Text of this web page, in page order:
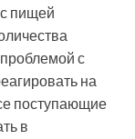
пищей
с
на
поступающие
в